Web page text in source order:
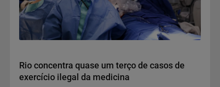
Rio concentra quase um terço de casos de
exercício ilegal da medicina